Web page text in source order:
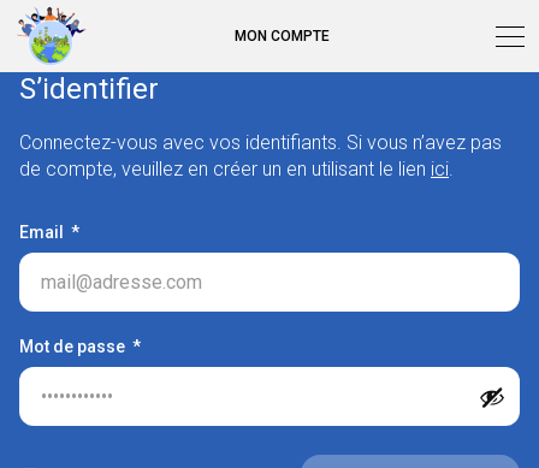
MON COMPTE
S’identifier
Connectez-vous avec vos identifiants. Si vous n’avez pas
de compte, veuillez en créer un en utilisant le lien ici.
Email *
Mot de passe *